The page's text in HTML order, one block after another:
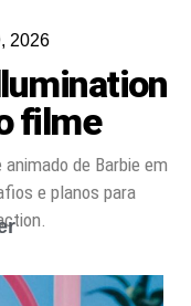
2026
filme
de Barbie em
e planos para